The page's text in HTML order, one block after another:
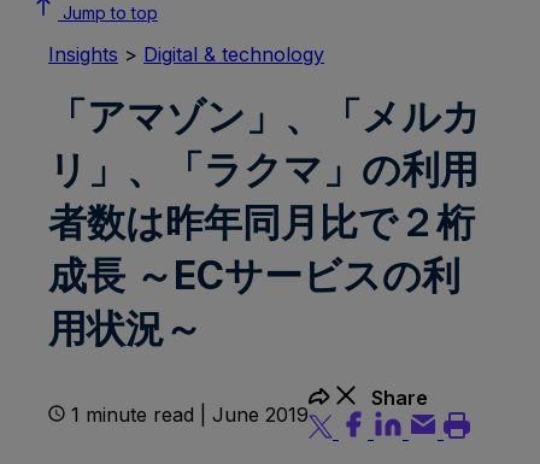
Jump to top
Insights > Digital & technology
「アマゾン」、「メルカ
リ」、「ラクマ」の利用
者数は昨年同月比で２桁
成長 ～ECサービスの利
用状況～
1 minute read | June 2019
Share